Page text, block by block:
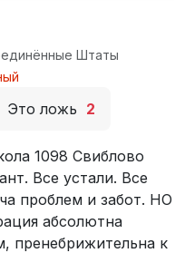
Штаты
Это ложь 2
1098 Свиблово
Все устали. Все
проблем и забот. НО
абсолютна
пренебрижительна к